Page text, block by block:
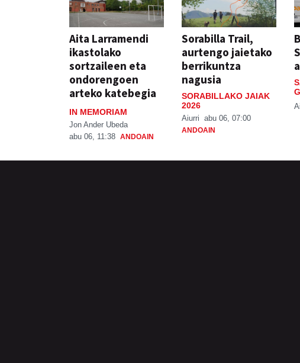
Aita Larramendi
ikastolako
sortzaileen eta
ondorengoen
arteko katebegia
IN MEMORIAM
Jon Ander Ubeda
abu 06, 11:38 ANDOAIN
Sorabilla Trail,
aurtengo jaietako
berrikuntza
nagusia
SORABILLAKO JAIAK
2026
Aiurri abu 06, 07:00
ANDOAIN